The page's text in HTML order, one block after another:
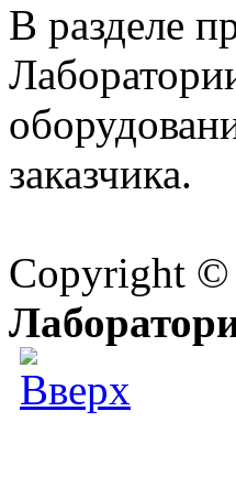
В разделе
заказчика.
Copyright